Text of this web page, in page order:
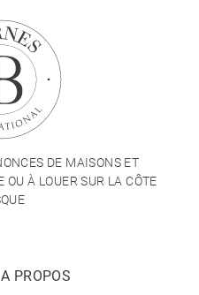
DE MAISONS ET
À LOUER SUR LA CÔTE
A PROPOS